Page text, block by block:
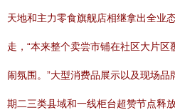
天地和主力零食旗舰店相继拿出全业
走，“本来整个卖尝市铺在社区大片
闹氛围。”大型消费品展示以及现场
期二三类县域和一线柜台超赞节点释